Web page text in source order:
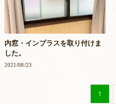
内窓・インプラスを取り付けま
した。
2021/08/23
1